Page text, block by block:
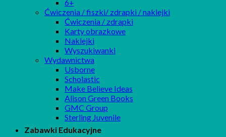
6+
Ćwiczenia / fiszki/ zdrapki / naklejki
Ćwiczenia / zdrapki
Karty obrazkowe
Naklejki
Wyszukiwanki
Wydawnictwa
Usborne
Scholastic
Make Believe Ideas
Alison Green Books
GMC Group
Sterling Juvenile
Zabawki Edukacyjne